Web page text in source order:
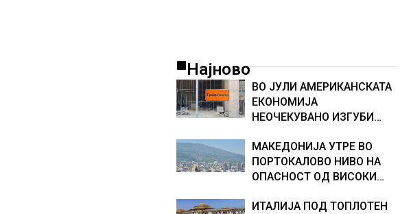
Најново
ВО ЈУЛИ АМЕРИКАНСКАТА
ЕКОНОМИЈА
НЕОЧЕКУВАНО ИЗГУБИ
МАКЕДОНИЈА УТРЕ ВО
ПОРТОКАЛОВО НИВО НА
ОПАСНОСТ ОД ВИСОКИ
ИТАЛИЈА ПОД ТОПЛОТЕН